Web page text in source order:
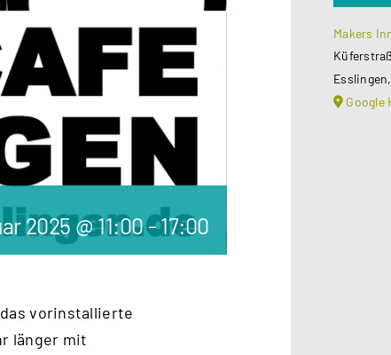
2025 @ 11:00-17:00
vorinstallierte
länger mit
Makers
Esslingen,
Google